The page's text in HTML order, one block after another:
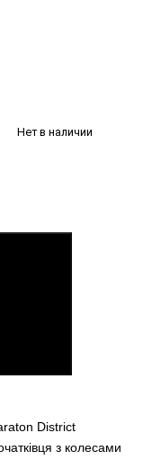
Нет в наличии
District
з колесами